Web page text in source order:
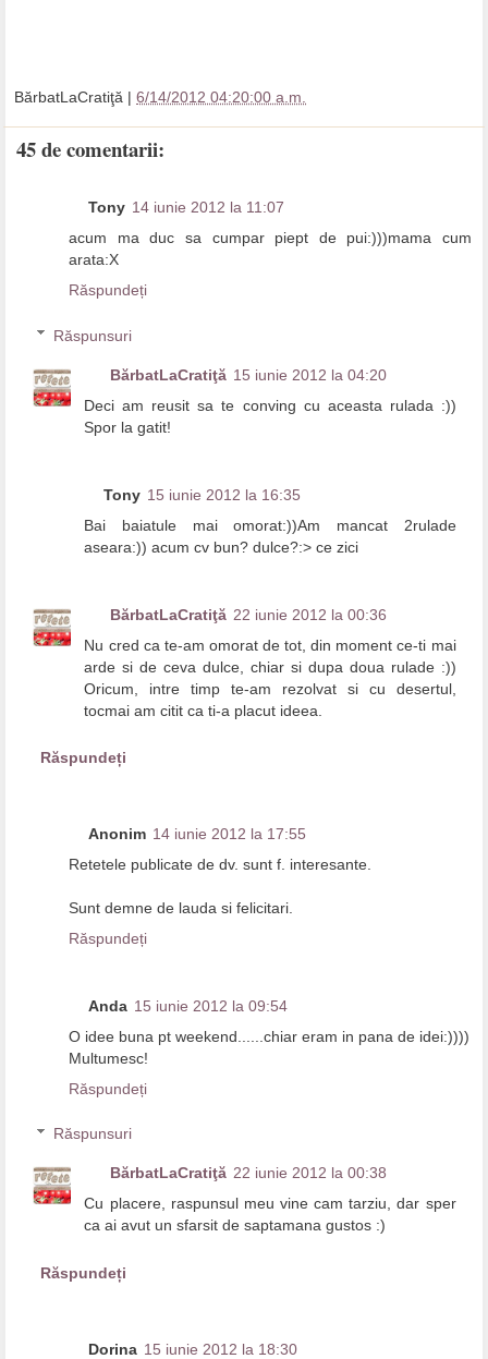
BărbatLaCratiţă | 6/14/2012 04:20:00 a.m.
45 de comentarii:
Tony 14 iunie 2012 la 11:07
acum ma duc sa cumpar piept de pui:)))mama cum
arata:X
Răspundeți
Răspunsuri
BărbatLaCratiţă 15 iunie 2012 la 04:20
Deci am reusit sa te conving cu aceasta rulada :))
Spor la gatit!
Tony 15 iunie 2012 la 16:35
Bai baiatule mai omorat:))Am mancat 2rulade
aseara:)) acum cv bun? dulce?:> ce zici
BărbatLaCratiţă 22 iunie 2012 la 00:36
Nu cred ca te-am omorat de tot, din moment ce-ti mai
arde si de ceva dulce, chiar si dupa doua rulade :))
Oricum, intre timp te-am rezolvat si cu desertul,
tocmai am citit ca ti-a placut ideea.
Răspundeți
Anonim 14 iunie 2012 la 17:55
Retetele publicate de dv. sunt f. interesante.
Sunt demne de lauda si felicitari.
Răspundeți
Anda 15 iunie 2012 la 09:54
O idee buna pt weekend......chiar eram in pana de idei:))))
Multumesc!
Răspundeți
Răspunsuri
BărbatLaCratiţă 22 iunie 2012 la 00:38
Cu placere, raspunsul meu vine cam tarziu, dar sper
ca ai avut un sfarsit de saptamana gustos :)
Răspundeți
Dorina 15 iunie 2012 la 18:30